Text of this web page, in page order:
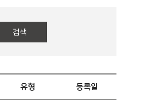
검색
유형 등록일